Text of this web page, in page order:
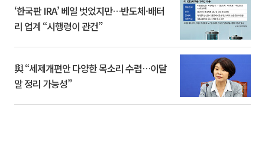
‘한국판 IRA’ 베일 벗었지만…반도체·배터
리 업계 “시행령이 관건”
與 “세제개편안 다양한 목소리 수렴…이달
말 정리 가능성”